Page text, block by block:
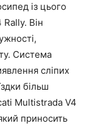
із цього
Він
Система
сліпих
більш
Multistrada V4
приносить